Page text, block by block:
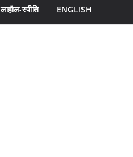
लाहौल-स्पीति ENGLISH